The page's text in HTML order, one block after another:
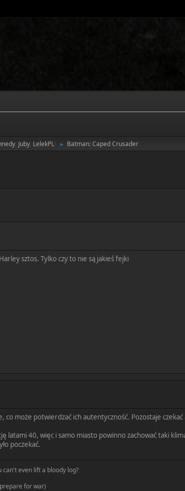
, Juby, LelekPL) ► Batman: Caped Crusader
sztos. Tylko czy to nie są jakieś fejki
może potwierdzać ich autentyczność. Pozostaje czekać
latami 40, więc i samo miasto powinno zachować taki
poczekać.
even lift a bloody log?
for war)